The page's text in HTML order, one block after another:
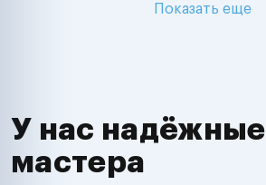
Показать еще
У нас надёжные
мастера